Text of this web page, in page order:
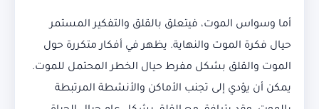
أما وسواس الموت، فيتعلق بالقلق والتفكير المستمر
حيال فكرة الموت والنهاية. يظهر في أفكار متكررة حول
الموت والقلق بشكل مفرط حيال الخطر المحتمل للموت.
يمكن أن يؤدي إلى تجنب الأماكن والأنشطة المرتبطة